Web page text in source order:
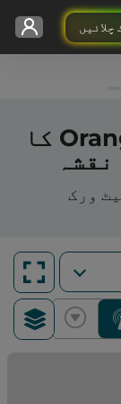
ہسپانیہ میں Orange Movil کا